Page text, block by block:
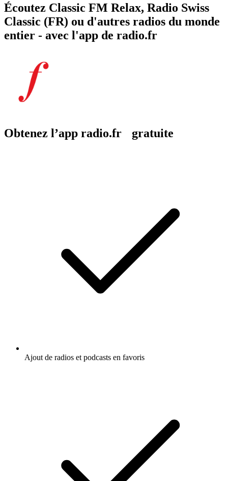
Écoutez Classic FM Relax, Radio Swiss
Classic (FR) ou d'autres radios du monde
entier - avec l'app de radio.fr
Obtenez l’app radio.fr gratuite
Ajout de radios et podcasts en favoris